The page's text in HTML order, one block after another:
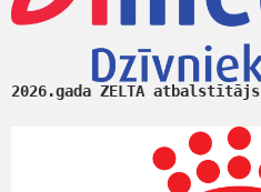
2026.gada ZELTA atbalstītājs